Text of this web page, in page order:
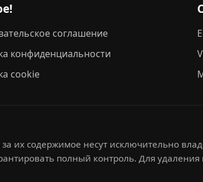
соглашение
конфиденциальности
cookie
их содержимое несут исключительно
полный контроль. Для